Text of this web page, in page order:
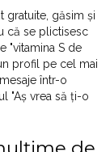
gratuite, găsim și
că se plictisesc
"vitamina S de
profil pe cel mai
într-o
"Aș vrea să ți-o